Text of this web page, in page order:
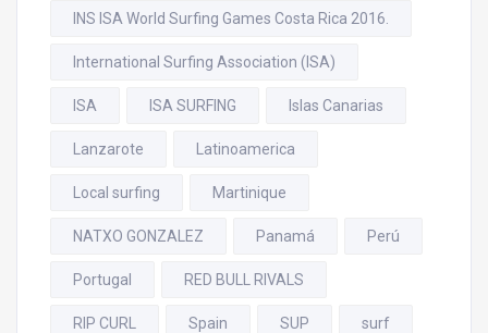
INS ISA World Surfing Games Costa Rica 2016.
International Surfing Association (ISA)
ISA ISA SURFING Islas Canarias
Lanzarote Latinoamerica
Local surfing Martinique
NATXO GONZALEZ Panamá Perú
Portugal RED BULL RIVALS
RIP CURL Spain SUP surf